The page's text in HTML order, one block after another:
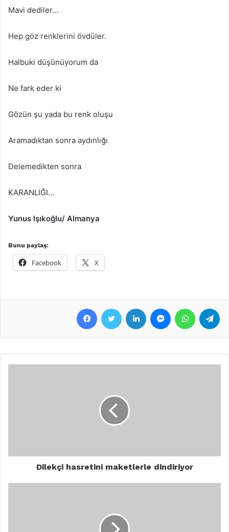
Mavi dediler…
Hep göz renklerini övdüler.
Halbuki düşünüyorum da
Ne fark eder ki
Gözün şu yada bu renk oluşu
Aramadıktan sonra aydınlığı
Delemedikten sonra
KARANLIĞI…
Yunus Işıkoğlu/ Almanya
Bunu paylaş:
Facebook X
Dilekçi hasretini maketlerle dindiriyor